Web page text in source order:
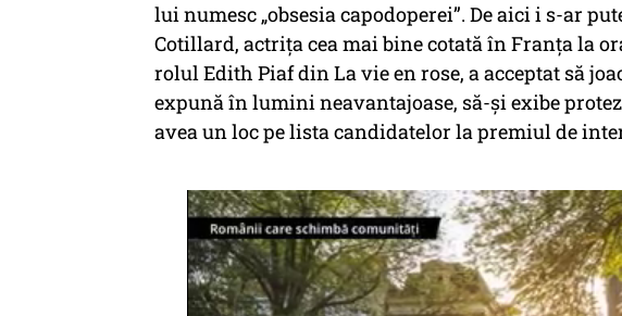
lui numesc „obsesia capodoperei”. De aici i s-ar
Cotillard, actrița cea mai bine cotată în Franța la
rolul Edith Piaf din La vie en rose, a acceptat să
expună în lumini neavantajoase, să-și exibe
avea un loc pe lista candidatelor la premiul de